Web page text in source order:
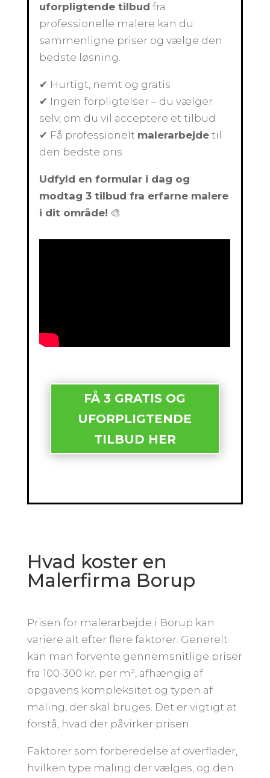
uforpligtende tilbud fra
professionelle malere kan du
sammenligne priser og vælge den
bedste løsning.
✔ Hurtigt, nemt og gratis
✔ Ingen forpligtelser – du vælger
selv, om du vil acceptere et tilbud
✔ Få professionelt malerarbejde til
den bedste pris
Udfyld en formular i dag og
modtag 3 tilbud fra erfarne malere
i dit område! 🎨
FÅ 3 GRATIS OG
UFORPLIGTENDE
TILBUD HER
Hvad koster en
Malerfirma Borup
Prisen for malerarbejde i Borup kan
variere alt efter flere faktorer. Generelt
kan man forvente gennemsnitlige priser
fra 100-300 kr. per m², afhængig af
opgavens kompleksitet og typen af
maling, der skal bruges. Det er vigtigt at
forstå, hvad der påvirker prisen.
Faktorer som forberedelse af overflader,
hvilken type maling der vælges, og den